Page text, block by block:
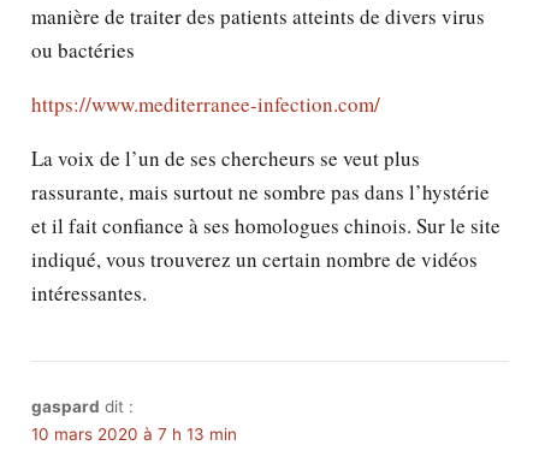
manière de traiter des patients atteints de divers virus
ou bactéries
https://www.mediterranee-infection.com/
La voix de l’un de ses chercheurs se veut plus
rassurante, mais surtout ne sombre pas dans l’hystérie
et il fait confiance à ses homologues chinois. Sur le site
indiqué, vous trouverez un certain nombre de vidéos
intéressantes.
gaspard dit :
10 mars 2020 à 7 h 13 min